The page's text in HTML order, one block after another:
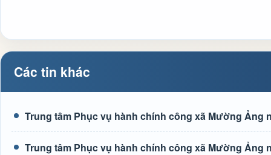
Các tin khác
Trung tâm Phục vụ hành chính công xã Mường Ảng
Trung tâm Phục vụ hành chính công xã Mường Ảng